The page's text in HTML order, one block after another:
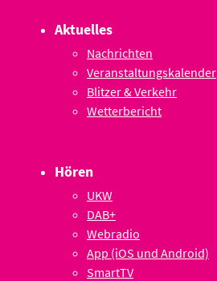
Aktuelles
Nachrichten
Veranstaltungskalender
Blitzer & Verkehr
Wetterbericht
Hören
UKW
DAB+
Webradio
App (iOS und Android)
SmartTV